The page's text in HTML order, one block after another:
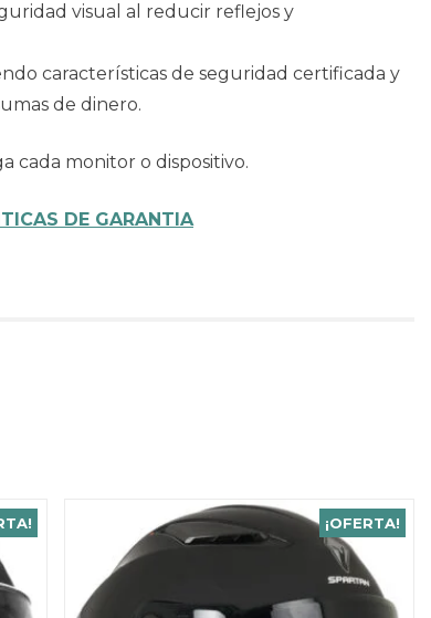
visual al reducir reflejos y
características de seguridad certificada y
de dinero.
cada monitor o dispositivo.
DE GARANTIA
¡OFERTA!